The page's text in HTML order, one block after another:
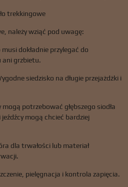
trekkingowe
należy wziąć pod uwagę:
dokładnie przylegać do
ani grzbietu.
siedzisko na długie przejażdżki i
potrzebować głębszego siodła
mogą chcieć bardziej
dla trwałości lub materiał
pielęgnacja i kontrola zapięcia.